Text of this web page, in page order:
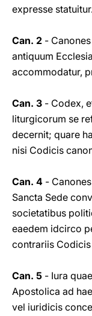
expresse
Can. 2 -
antiquum
accommodatur,
Can. 3 - Codex,
liturgicorum se
decernit; quare
nisi Codicis
Can. 4 -
Sancta Sede
societatibus
eaedem idcirco
contrariis
Can. 5 - Iura
Apostolica ad
vel iuridicis